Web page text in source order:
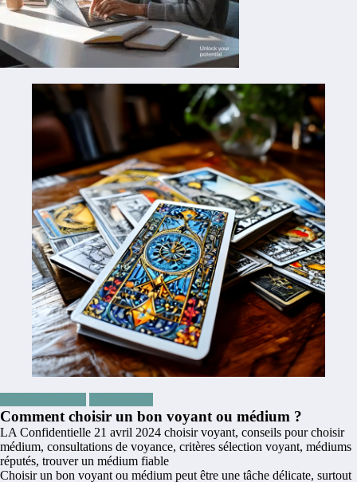
Comment choisir un bon voyant ou médium ?
LA Confidentielle 21 avril 2024 choisir voyant, conseils pour choisir
médium, consultations de voyance, critères sélection voyant, médiums
réputés, trouver un médium fiable
Choisir un bon voyant ou médium peut être une tâche délicate, surtout